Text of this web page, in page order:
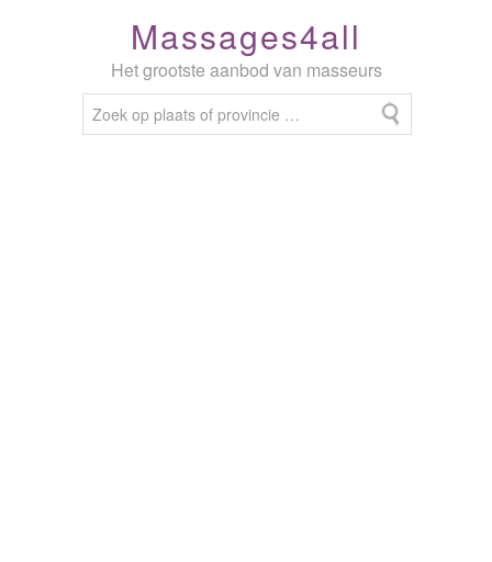
Massages4all
Het grootste aanbod van masseurs